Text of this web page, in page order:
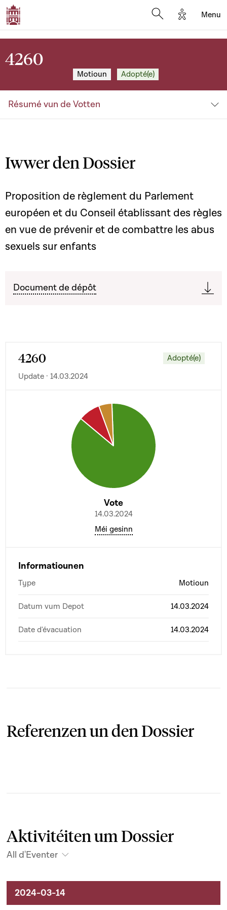
Options
Menu
4260
Motioun Adopté(e)
Résumé vun de Votten
Iwwer den Dossier
Proposition de règlement du Parlement
européen et du Conseil établissant des règles
en vue de prévenir et de combattre les abus
sexuels sur enfants
Document de dépôt
4260
Adopté(e)
Update · 14.03.2024
Vote
14.03.2024
Méi gesinn
Informatiounen
Type Motioun
Datum vum Depot 14.03.2024
Date d'évacuation 14.03.2024
Referenzen un den Dossier
Aktivitéiten um Dossier
All d'Eventer
Aktivitéiten um Dossier